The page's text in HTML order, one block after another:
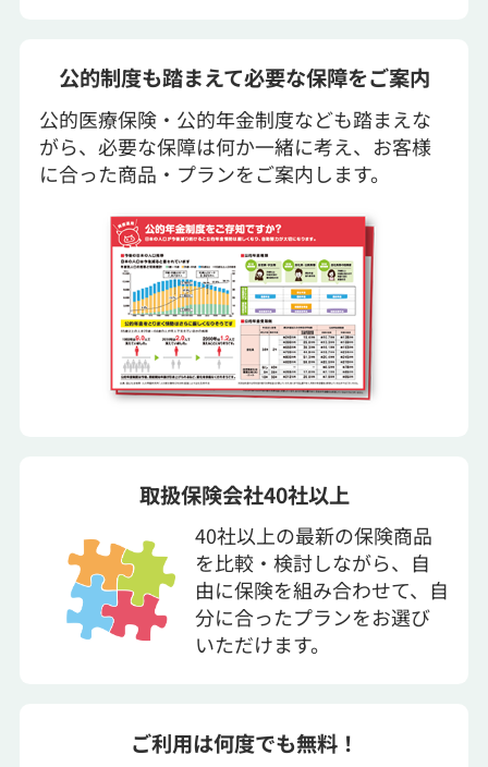
公的医療保険・公的年金制度なども踏まえな
がら、必要な保障は何か一緒に考え、お客様
に合った商品・プランをご案内します。
公的制度も踏まえて必要な保障をご案内
40社以上の最新の保険商品
を比較・検討しながら、自
由に保険を組み合わせて、自
分に合ったプランをお選び
いただけます。
取扱保険会社40社以上
ご利用は何度でも無料！